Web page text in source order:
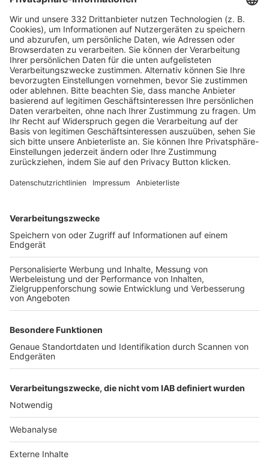
HÄUFIG BESUCHTE SEITEN
Pässe und Vereinswechsel
Trainerausbildung
Schulungsangebot Vereinsmitarbeiter
BFV-Geschäftsstellen
Trainerbörse
Login SpielPlus
FOLGE DEM BFV
TOP-VEREINE
TOP-PARTNER
Nutzungsbedingungen Datenschutz Impressum